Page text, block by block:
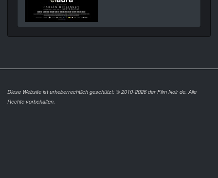
Diese Website ist urheberrechtlich geschützt: © 2010-2026 der Film Noir de. Alle
Rechte vorbehalten.